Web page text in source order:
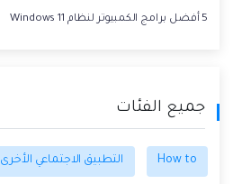
5 أفضل برامج الكمبيوتر لنظام Windows 11
جميع الفئات
How to التطبيق الاجتماعي الأخرى